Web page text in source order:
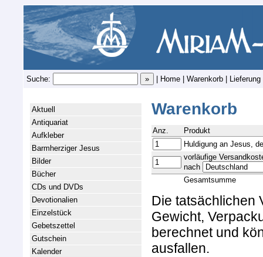
Suche: Home Warenkorb Lieferung
Aktuell
Antiquariat
Aufkleber
Barmherziger Jesus
Bilder
Bücher
CDs und DVDs
Devotionalien
Einzelstück
Gebetszettel
Gutschein
Kalender
Warenkorb
Anz.
Produkt
Huldigung an Jesus,
vorläufige
nach
Gesamtsumme
Die tatsächlichen
Gewicht,
berechnet und
ausfallen.